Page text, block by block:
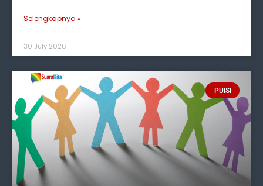
Selengkapnya »
30 July 2026
PUISI